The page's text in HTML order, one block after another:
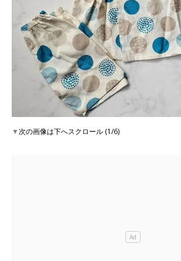
▼次の画像は下へスクロール (1/6)